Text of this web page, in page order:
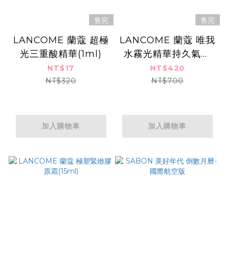
售完
LANCOME 蘭蔻 超極
光三重酸精華(1ml)
NT$17
NT$320
加入購物車
售完
LANCOME 蘭蔻 唯我
水霧光精華持久氣墊
(5g)#N10 精巧版
NT$420
NT$700
加入購物車